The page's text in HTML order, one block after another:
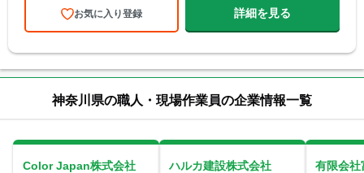
お気に入り登録 詳細を見る
神奈川県の職人・現場作業員の企業情報一覧
Color Japan株式会社 ハルカ建設株式会社 有限会社